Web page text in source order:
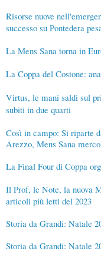
Risorse nuove
successo su Pontedera
La Mens Sana torna in
La Coppa del Costone:
Virtus, le mani saldi sul
subiti in due quarti
Così in campo: Si riparte
Arezzo, Mens Sana
La Final Four di Coppa
Il Prof, le Note, la nuova
articoli più letti del 2023
Storia da Grandi: Natale
Storia da Grandi: Natale